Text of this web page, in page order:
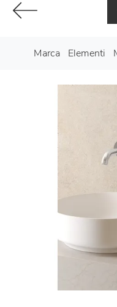
Marca Elementi